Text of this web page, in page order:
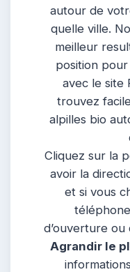
autour de
quelle ville.
meilleur
position pour
avec le site
trouvez
alpilles bio
Cliquez sur la
avoir la
et si vous
d’ouverture
Agrandir le